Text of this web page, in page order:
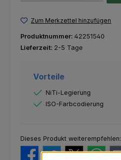
Zum Merkzettel hinzufügen
Produktnummer: 42251540
Lieferzeit: 2-5 Tage
Vorteile
NiTi-Legierung
ISO-Farbcodierung
Dieses Produkt weiterempfehlen: